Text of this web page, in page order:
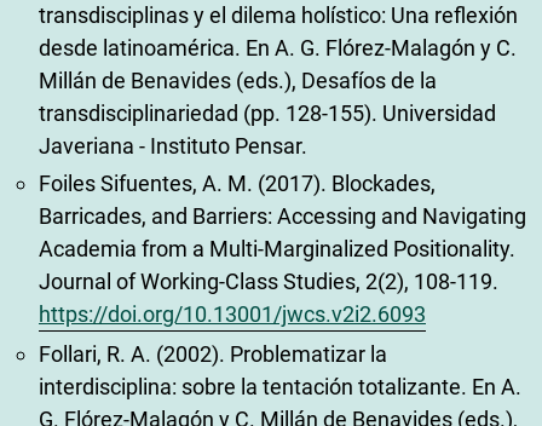
transdisciplinas y el dilema holístico: Una reflexión
desde latinoamérica. En A. G. Flórez-Malagón y C.
Millán de Benavides (eds.), Desafíos de la
transdisciplinariedad (pp. 128-155). Universidad
Javeriana - Instituto Pensar.
Foiles Sifuentes, A. M. (2017). Blockades,
Barricades, and Barriers: Accessing and Navigating
Academia from a Multi-Marginalized Positionality.
Journal of Working-Class Studies, 2(2), 108-119.
https://doi.org/10.13001/jwcs.v2i2.6093
Follari, R. A. (2002). Problematizar la
interdisciplina: sobre la tentación totalizante. En A.
G. Flórez-Malagón y C. Millán de Benavides (eds.),